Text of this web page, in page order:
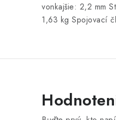
vonkajšie: 2,2 mm
1,63 kg Spojovací